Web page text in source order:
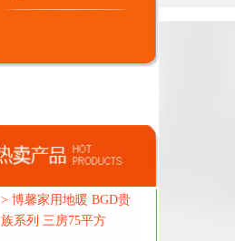
> 博馨家用地暖 BGD贵
族系列 三房75平方